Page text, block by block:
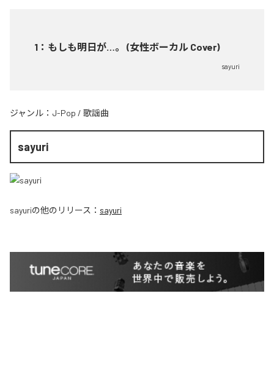
1 ： もしも明日が…。 (女性ボーカル Cover)
sayuri
ジャンル： J-Pop / 歌謡曲
sayuri
sayuriの他のリリース： sayuri